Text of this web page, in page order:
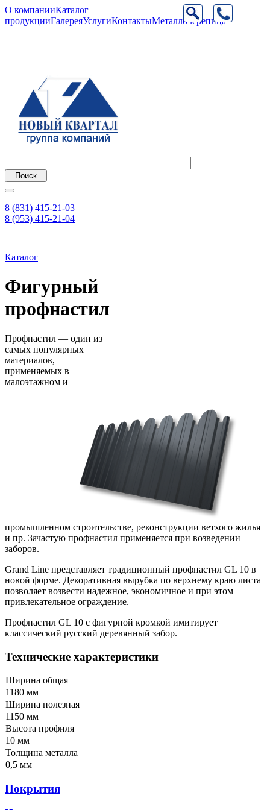
О компанииКаталог
продукцииГалереяУслугиКонтактыМеталлочерепица
8 (831) 415-21-03
8 (953) 415-21-04
Каталог
Фигурный
профнастил
Профнастил — один из
самых популярных
материалов,
применяемых в
малоэтажном и
промышленном строительстве, реконструкции ветхого жилья
и пр. Зачастую профнастил применяется при возведении
заборов.
Grand Line представляет традиционный профнастил GL 10 в
новой форме. Декоративная вырубка по верхнему краю листа
позволяет возвести надежное, экономичное и при этом
привлекательное ограждение.
Профнастил GL 10 с фигурной кромкой имитирует
классический русский деревянный забор.
Технические характеристики
Ширина общая
1180 мм
Ширина полезная
1150 мм
Высота профиля
10 мм
Толщина металла
0,5 мм
Покрытия